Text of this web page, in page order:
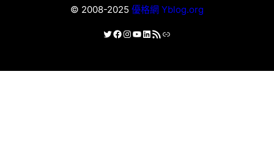
© 2008-2025 優格網 Yblog.org
X Facebook
Instagram
YouTube
LinkedIn
RSS 資訊提供連結